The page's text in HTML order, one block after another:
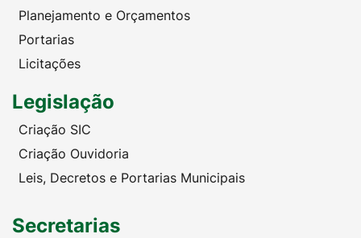
Planejamento e Orçamentos
Portarias
Licitações
Legislação
Criação SIC
Criação Ouvidoria
Leis, Decretos e Portarias Municipais
Secretarias